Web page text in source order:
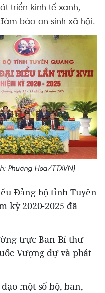
triển kinh tế xanh,
bảo an sinh xã hội.
Phương Hoa/TTXVN)
Đảng bộ tỉnh Tuyên
kỳ 2020-2025 đã
trực Ban Bí thư
Vượng dự và phát
một số bộ, ban,